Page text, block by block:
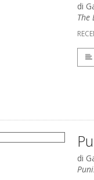
di
The
di